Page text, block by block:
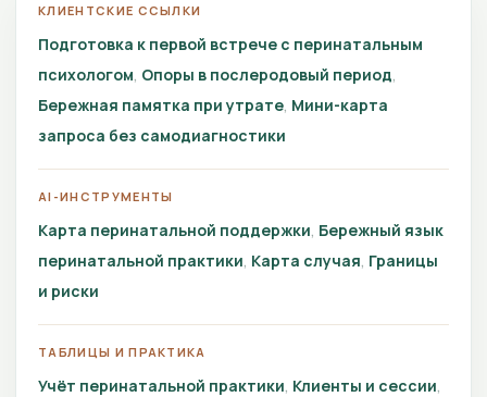
КЛИЕНТСКИЕ ССЫЛКИ
Подготовка к первой встрече с перинатальным
психологом Опоры в послеродовый период
Бережная памятка при утрате Мини-карта
запроса без самодиагностики
AI-ИНСТРУМЕНТЫ
Карта перинатальной поддержки Бережный язык
перинатальной практики Карта случая Границы
и риски
ТАБЛИЦЫ И ПРАКТИКА
Учёт перинатальной практики Клиенты и сессии